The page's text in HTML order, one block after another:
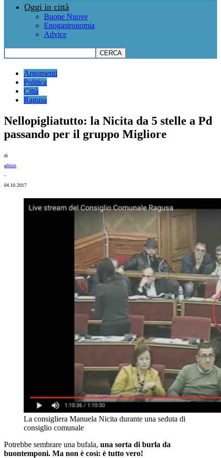
Oggi in città
Buone Nuove
Enogastronomia
Advice
Argomenti
Politica
Città
Ragusa
Nellopigliatutto: la Nicita da 5 stelle a Pd
passando per il gruppo Migliore
di
admin
-
04.10.2017
La consigliera Manuela Nicita durante una seduta di
consiglio comunale
Potrebbe sembrare una bufala, una sorta di burla da
buontemponi. Ma non è così: è tutto vero!